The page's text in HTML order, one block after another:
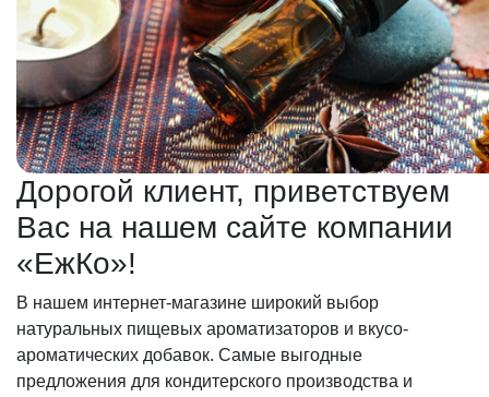
Дорогой клиент, приветствуем
Вас на нашем сайте компании
«ЕжКо»!
В нашем интернет-магазине широкий выбор
натуральных пищевых ароматизаторов и вкусо-
ароматических добавок. Самые выгодные
предложения для кондитерского производства и